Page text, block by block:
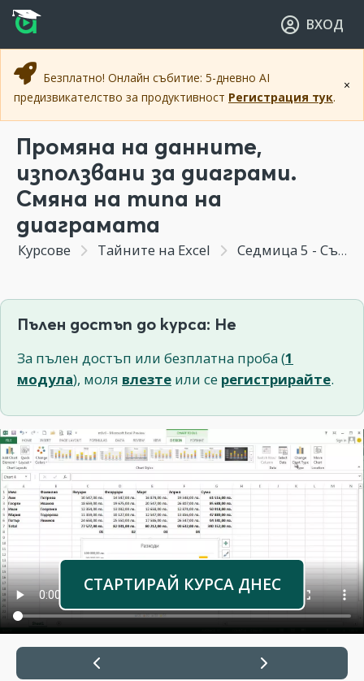
Прескочи към основното съдържание
Прескочи към навигацията
ВХОД
×
Безплатно! Онлайн събитие: 5-дневно AI
предизвикателство за продуктивност Регистрация тук.
Промяна на данните,
използвани за диаграми.
Смяна на типа на
диаграмата
Курсове Тайните на Excel Седмица 5 - Създаване на диаграми с Excel в две стъпки. Удачен избор на тип диаграма.
Пълен достъп до курса: Не
За пълен достъп или безплатна проба (1
модула), моля влезте или се регистрирайте.
СТАРТИРАЙ КУРСА ДНЕС